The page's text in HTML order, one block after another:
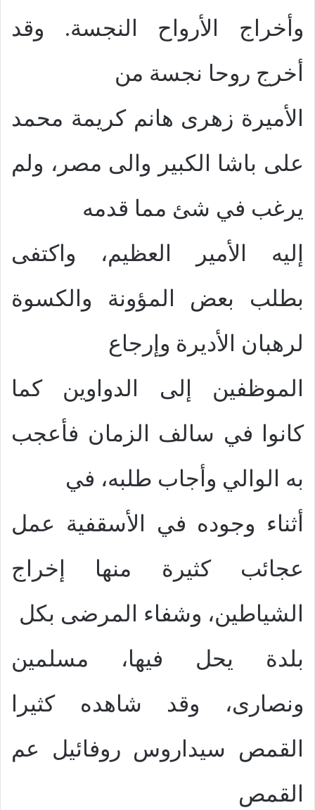
وأخراج الأرواح النجسة. وقد
أخرج روحا نجسة من
الأميرة زهرى هانم كريمة محمد
على باشا الكبير والى مصر، ولم
يرغب في شئ مما قدمه
إليه الأمير العظيم، واكتفى
بطلب بعض المؤونة والكسوة
لرهبان الأديرة وإرجاع
الموظفين إلى الدواوين كما
كانوا في سالف الزمان فأعجب
به الوالي وأجاب طلبه، في
أثناء وجوده في الأسقفية عمل
عجائب كثيرة منها إخراج
الشياطين، وشفاء المرضى بكل
بلدة يحل فيها، مسلمين
ونصارى، وقد شاهده كثيرا
القمص سيداروس روفائيل عم
القمص